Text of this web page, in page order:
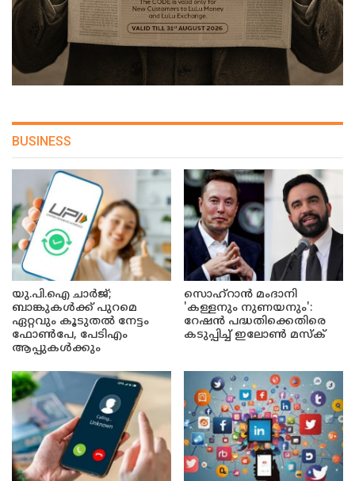
BUSINESS
യു.പി.ഐ ചാർജ്;
ബാങ്കുകൾക്ക് പുറമെ
ഏറ്റവും കൂടുതൽ നേട്ടം
ഫോൺപേ, പേടിഎം
ആപ്പുകൾക്കും
സൊഹ്റാൻ മംദാനി
'കള്ളനും നുണയനും':
റേഷൻ പദ്ധതിക്കെതിരെ
കടുപ്പിച്ച് ഇലോൺ മസ്ക്